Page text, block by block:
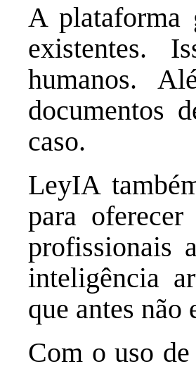
A plataforma
existentes.
humanos.
documentos
caso.
LeyIA
para
profissionais
inteligência
que antes não
Com o uso